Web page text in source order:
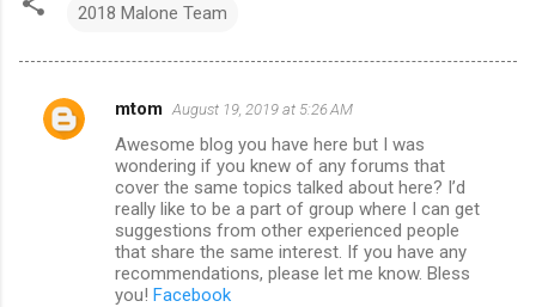
2018 Malone Team
C
mtom August 19, 2019 at 5:26 AM
Awesome blog you have here but I was
wondering if you knew of any forums that
cover the same topics talked about here? I’d
really like to be a part of group where I can get
suggestions from other experienced people
that share the same interest. If you have any
recommendations, please let me know. Bless
you! Facebook